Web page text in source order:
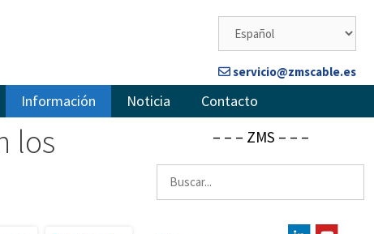
servicio@zmscable.es
Información Noticia Contacto
los
– – – ZMS – – –
Buscar: